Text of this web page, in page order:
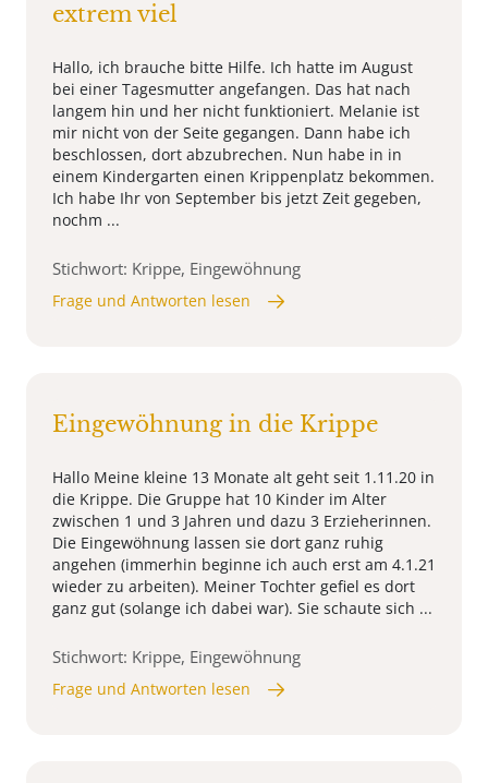
extrem viel
Hallo, ich brauche bitte Hilfe. Ich hatte im August
bei einer Tagesmutter angefangen. Das hat nach
langem hin und her nicht funktioniert. Melanie ist
mir nicht von der Seite gegangen. Dann habe ich
beschlossen, dort abzubrechen. Nun habe in in
einem Kindergarten einen Krippenplatz bekommen.
Ich habe Ihr von September bis jetzt Zeit gegeben,
nochm ...
Stichwort: Krippe, Eingewöhnung
Frage und Antworten lesen
Eingewöhnung in die Krippe
Hallo Meine kleine 13 Monate alt geht seit 1.11.20 in
die Krippe. Die Gruppe hat 10 Kinder im Alter
zwischen 1 und 3 Jahren und dazu 3 Erzieherinnen.
Die Eingewöhnung lassen sie dort ganz ruhig
angehen (immerhin beginne ich auch erst am 4.1.21
wieder zu arbeiten). Meiner Tochter gefiel es dort
ganz gut (solange ich dabei war). Sie schaute sich ...
Stichwort: Krippe, Eingewöhnung
Frage und Antworten lesen